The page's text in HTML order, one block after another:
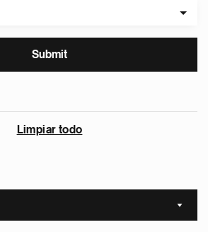
Limpiar todo
Sort